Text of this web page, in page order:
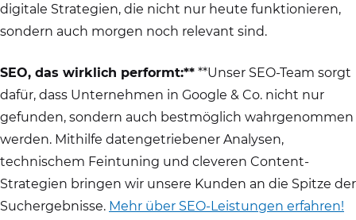
digitale Strategien, die nicht nur heute funktionieren,
sondern auch morgen noch relevant sind.
SEO, das wirklich performt:** **Unser SEO-Team sorgt
dafür, dass Unternehmen in Google & Co. nicht nur
gefunden, sondern auch bestmöglich wahrgenommen
werden. Mithilfe datengetriebener Analysen,
technischem Feintuning und cleveren Content-
Strategien bringen wir unsere Kunden an die Spitze der
Suchergebnisse. Mehr über SEO-Leistungen erfahren!